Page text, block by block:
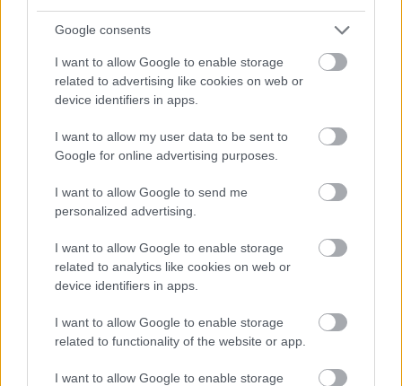
Google consents
I want to allow Google to enable storage
related to advertising like cookies on web or
device identifiers in apps.
I want to allow my user data to be sent to
Google for online advertising purposes.
I want to allow Google to send me
personalized advertising.
I want to allow Google to enable storage
related to analytics like cookies on web or
device identifiers in apps.
I want to allow Google to enable storage
related to functionality of the website or app.
I want to allow Google to enable storage
Tojásleves baconös
krumpligombóccal
Az idejét sem tudom már, hogy mikor tettem a
számba utoljára tojáslevest. Pedig szeretem. Nem is
értem, hogy miért nem főzöm gyakrabban. Pedig ...